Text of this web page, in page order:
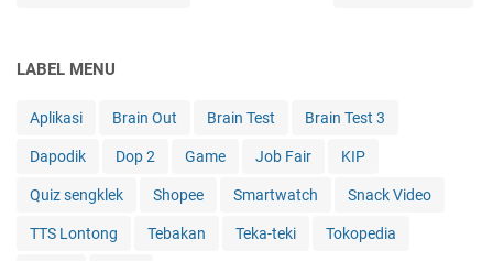
LABEL MENU
Aplikasi Brain Out Brain Test Brain Test 3
Dapodik Dop 2 Game Job Fair KIP
Quiz sengklek Shopee Smartwatch Snack Video
TTS Lontong Tebakan Teka-teki Tokopedia